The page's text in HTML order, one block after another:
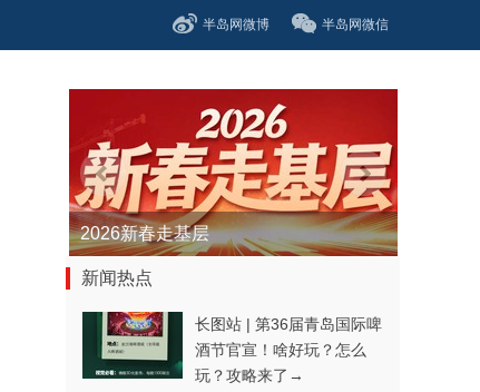
半岛网微博 半岛网微信
2026新春走基层
新闻热点
长图站 | 第36届青岛国际啤
酒节官宣！啥好玩？怎么
玩？攻略来了→